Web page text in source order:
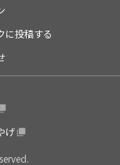
に投稿する
げ